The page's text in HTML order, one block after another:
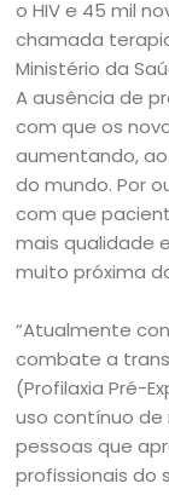
o HIV e 45 mil
chamada
Ministério da
A ausência de
com que os
aumentando,
do mundo. Por
com que
mais qualidade
muito próxima
“Atualmente
combate a
(Profilaxia Pré-
uso contínuo
pessoas que
profissionais do